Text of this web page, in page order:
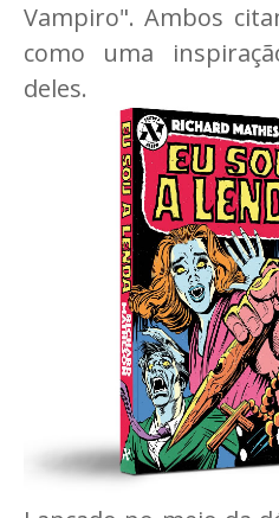
Vampiro". Ambos
como uma
deles.